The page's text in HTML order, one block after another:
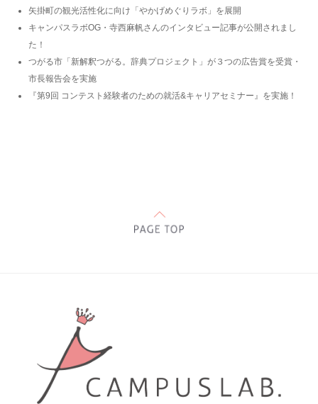
矢掛町の観光活性化に向け「やかげめぐりラボ」を展開
キャンパスラボOG・寺西麻帆さんのインタビュー記事が公開されまし
た！
つがる市「新解釈つがる。辞典プロジェクト」が３つの広告賞を受賞・
市長報告会を実施
『第9回 コンテスト経験者のための就活&キャリアセミナー』を実施！